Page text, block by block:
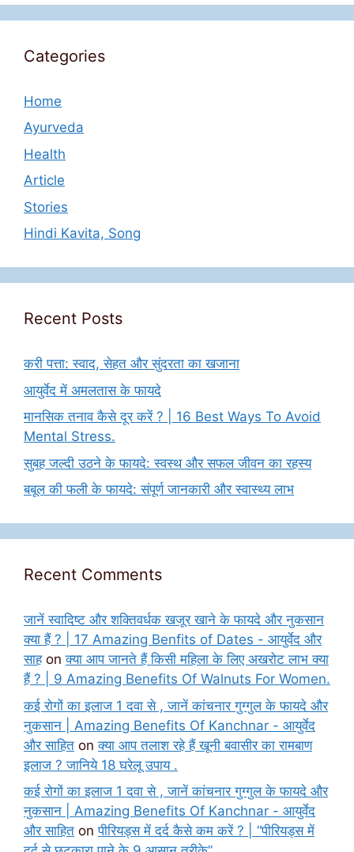
Categories
Home
Ayurveda
Health
Article
Stories
Hindi Kavita, Song
Recent Posts
करी पत्ता: स्वाद, सेहत और सुंदरता का खजाना
आयुर्वेद में अमलतास के फायदे
मानसिक तनाव कैसे दूर करें ? | 16 Best Ways To Avoid
Mental Stress.
सुबह जल्दी उठने के फायदे: स्वस्थ और सफल जीवन का रहस्य
बबूल की फली के फायदे: संपूर्ण जानकारी और स्वास्थ्य लाभ
Recent Comments
जानें स्वादिष्ट और शक्तिवर्धक खजूर खाने के फायदे और नुकसान
क्या हैं ? | 17 Amazing Benfits of Dates - आयुर्वेद और
साहonक्या आप जानते हैं किसी महिला के लिए अखरोट लाभ क्या
हैं ? | 9 Amazing Benefits Of Walnuts For Women.
कई रोगों का इलाज 1 दवा से , जानें कांचनार गुग्गुल के फायदे और
नुकसान | Amazing Benefits Of Kanchnar - आयुर्वेद
और साहित onक्या आप तलाश रहे हैं खूनी बवासीर का रामबाण
इलाज ? जानिये 18 घरेलू उपाय .
कई रोगों का इलाज 1 दवा से , जानें कांचनार गुग्गुल के फायदे और
नुकसान | Amazing Benefits Of Kanchnar - आयुर्वेद
और साहित onपीरियड्स में दर्द कैसे कम करें ? | “पीरियड्स में